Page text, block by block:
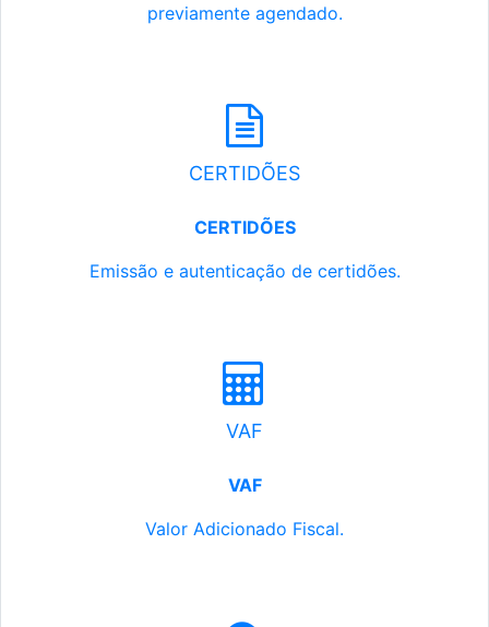
previamente agendado.
CERTIDÕES
CERTIDÕES
Emissão e autenticação de certidões.
VAF
VAF
Valor Adicionado Fiscal.